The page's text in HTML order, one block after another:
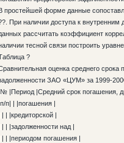
простейшей форме данные
При наличии доступа к
рассчитать коэффициент
тесной связи построить
?
оценка среднего срока
ЗАО «ЦУМ» за 1999-
|Период |Средний срок погашения,
п| | |погашения |
| | |кредиторской |
| | |задолженности над |
| | |периодом погашения |